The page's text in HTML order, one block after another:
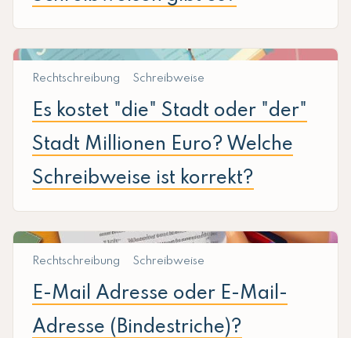
Rechtschreibung Schreibweise
Es kostet "die" Stadt oder "der"
Stadt Millionen Euro? Welche
Schreibweise ist korrekt?
Rechtschreibung Schreibweise
E-Mail Adresse oder E-Mail-
Adresse (Bindestriche)?